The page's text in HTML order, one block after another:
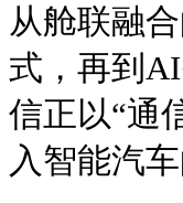
从舱联融
式，再到
信正以“通
入智能汽